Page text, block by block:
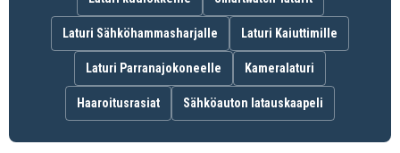
Laturi Sähköhammasharjalle Laturi Kaiuttimille
Laturi Parranajokoneelle Kameralaturi
Haaroitusrasiat Sähköauton latauskaapeli